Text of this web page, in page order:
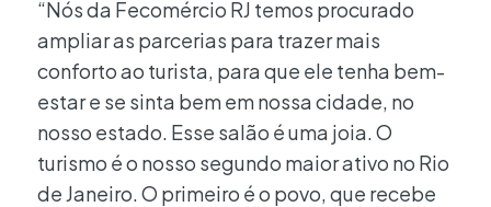
“Nós da Fecomércio RJ temos procurado
ampliar as parcerias para trazer mais
conforto ao turista, para que ele tenha bem-
estar e se sinta bem em nossa cidade, no
nosso estado. Esse salão é uma joia. O
turismo é o nosso segundo maior ativo no Rio
de Janeiro. O primeiro é o povo, que recebe